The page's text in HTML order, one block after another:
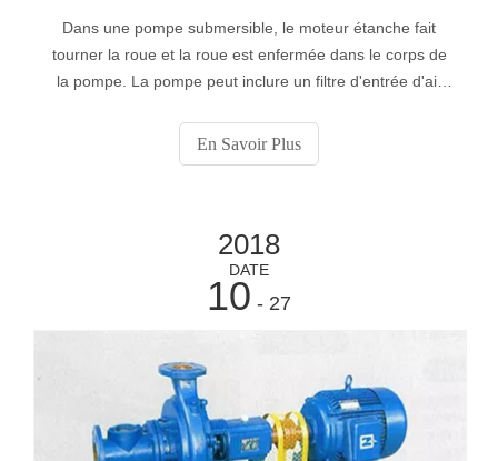
Dans une pompe submersible, le moteur étanche fait
tourner la roue et la roue est enfermée dans le corps de
la pompe. La pompe peut inclure un filtre d'entrée d'air
Lorsque la roue tourne, la pression pousse le fluide dans
l’entrée de la pompe, ce qui accélère la
En Savoir Plus
2018
DATE
10 - 27